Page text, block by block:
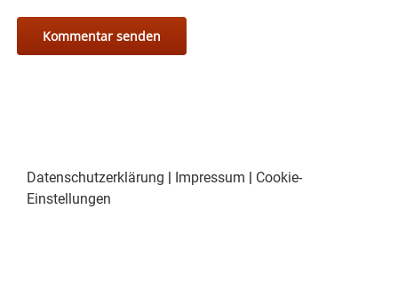
Datenschutzerklärung | Impressum | Cookie-
Einstellungen